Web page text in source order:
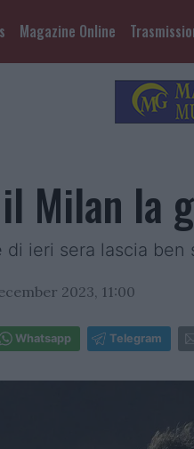
Magazine Online
Milan la
di ieri sera lascia
2023, 11:00
Whatsapp Telegram